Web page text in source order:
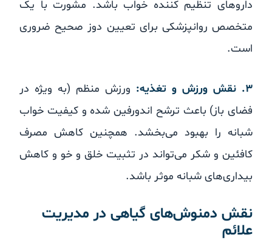
داروهای تنظیم کننده خواب باشد. مشورت با یک
متخصص روانپزشکی برای تعیین دوز صحیح ضروری
است.
ورزش منظم (به ویژه در
فضای باز) باعث ترشح اندورفین شده و کیفیت خواب
شبانه را بهبود می‌بخشد. همچنین کاهش مصرف
کافئین و شکر می‌تواند در تثبیت خلق و خو و کاهش
بیداری‌های شبانه موثر باشد.
نقش دمنوش‌های گیاهی در مدیریت
علائم